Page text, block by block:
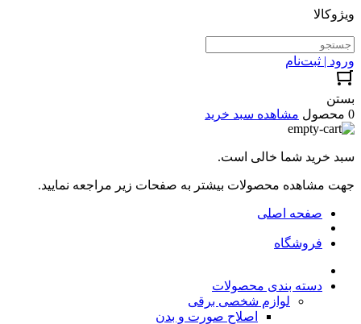
ویژوکالا
ورود | ثبت‌نام
بستن
0 محصول
مشاهده سبد خرید
سبد خرید شما خالی است.
جهت مشاهده محصولات بیشتر به صفحات زیر مراجعه نمایید.
صفحه اصلی
فروشگاه
دسته بندی محصولات
لوازم شخصی برقی
اصلاح صورت و بدن